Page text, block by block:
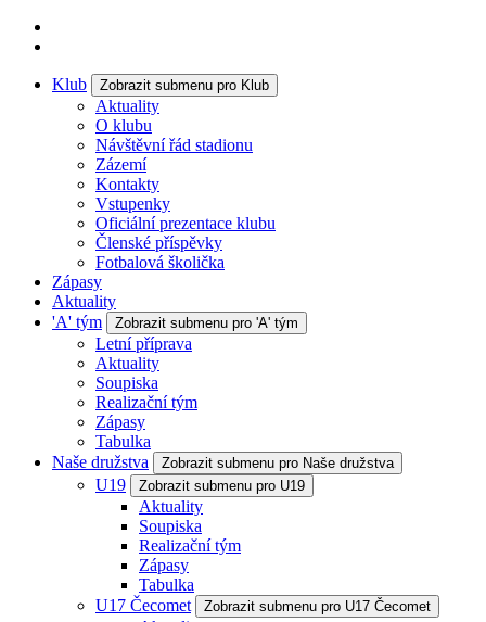
Klub Zobrazit submenu pro Klub
Aktuality
O klubu
Návštěvní řád stadionu
Zázemí
Kontakty
Vstupenky
Oficiální prezentace klubu
Členské příspěvky
Fotbalová školička
Zápasy
Aktuality
'A' tým
Zobrazit submenu pro 'A' tým
Letní příprava
Aktuality
Soupiska
Realizační tým
Zápasy
Tabulka
Naše družstva
Zobrazit submenu pro Naše družstva
U19 Zobrazit submenu pro U19
Aktuality
Soupiska
Realizační tým
Zápasy
Tabulka
U17 Čecomet
Zobrazit submenu pro U17 Čecomet